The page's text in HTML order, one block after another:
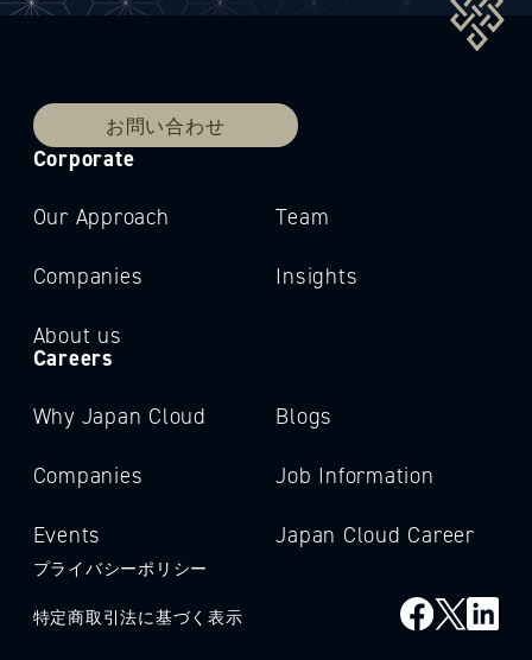
お問い合わせ
Corporate
Our Approach
Companies
About us
Team
Insights
Careers
Why Japan Cloud
Companies
Events
Blogs
Job Information
Japan Cloud Career
プライバシーポリシー
特定商取引法に基づく表示